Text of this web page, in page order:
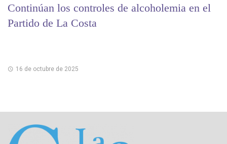
Continúan los controles de alcoholemia en el
Partido de La Costa
16 de octubre de 2025